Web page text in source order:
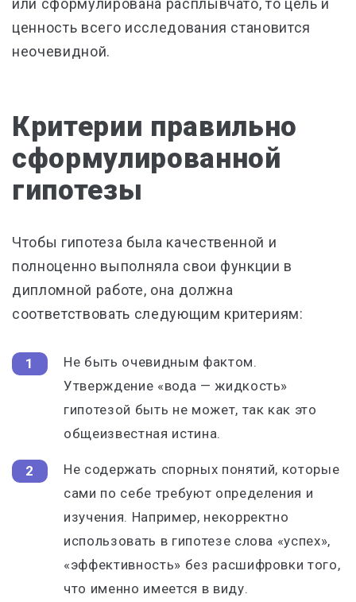
или сформулирована расплывчато, то цель и
ценность всего исследования становится
неочевидной.
Критерии правильно
сформулированной
гипотезы
Чтобы гипотеза была качественной и
полноценно выполняла свои функции в
дипломной работе, она должна
соответствовать следующим критериям:
Не быть очевидным фактом.
Утверждение «вода — жидкость»
гипотезой быть не может, так как это
общеизвестная истина.
Не содержать спорных понятий, которые
сами по себе требуют определения и
изучения. Например, некорректно
использовать в гипотезе слова «успех»,
«эффективность» без расшифровки того,
что именно имеется в виду.